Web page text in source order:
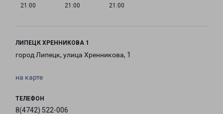
21:00
21:00
21:00
ЛИПЕЦК ХРЕННИКОВА 1
город Липецк, улица Хренникова, 1
на карте
ТЕЛЕФОН
8(4742) 522-006